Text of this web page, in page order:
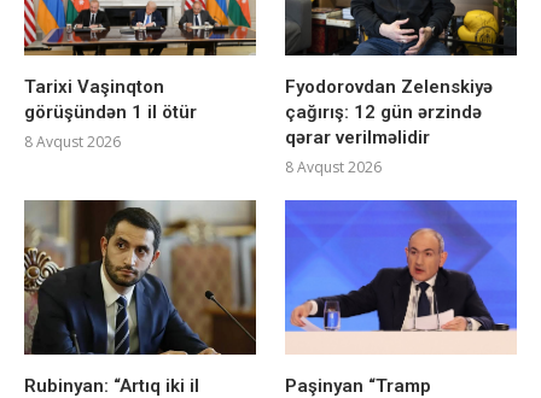
Tarixi Vaşinqton
görüşündən 1 il ötür
8 Avqust 2026
Fyodorovdan Zelenskiyə
çağırış: 12 gün ərzində
qərar verilməlidir
8 Avqust 2026
Rubinyan: “Artıq iki il
Paşinyan “Tramp